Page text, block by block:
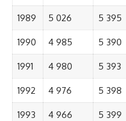
1989 5 026 5 395
1990 4 985 5 390
1991 4 980 5 393
1992 4 976 5 398
1993 4 966 5 399